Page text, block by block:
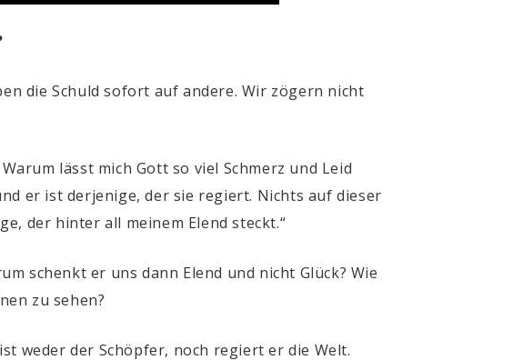
die Schuld sofort auf andere. Wir zögern nicht
lässt mich Gott so viel Schmerz und Leid
er ist derjenige, der sie regiert. Nichts auf dieser
der hinter all meinem Elend steckt.“
schenkt er uns dann Elend und nicht Glück? Wie
zu sehen?
weder der Schöpfer, noch regiert er die Welt.